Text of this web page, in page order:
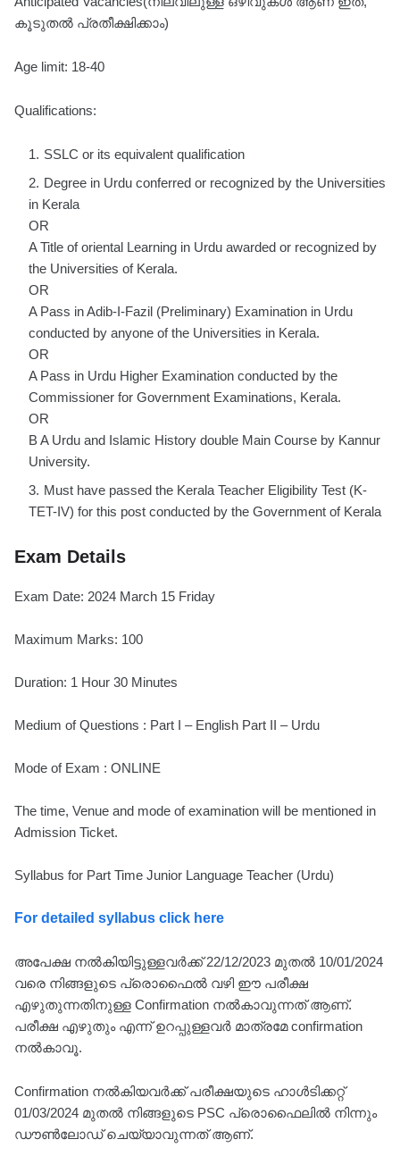
കൂടുതൽ പ്രതീക്ഷിക്കാം)
Age limit: 18-40
Qualifications:
SSLC or its equivalent qualification
Degree in Urdu conferred or recognized by the Universities
in Kerala
OR
A Title of oriental Learning in Urdu awarded or recognized by
the Universities of Kerala.
OR
A Pass in Adib-I-Fazil (Preliminary) Examination in Urdu
conducted by anyone of the Universities in Kerala.
OR
A Pass in Urdu Higher Examination conducted by the
Commissioner for Government Examinations, Kerala.
OR
B A Urdu and Islamic History double Main Course by Kannur
University.
Must have passed the Kerala Teacher Eligibility Test (K-
TET-IV) for this post conducted by the Government of Kerala
Exam Details
Exam Date: 2024 March 15 Friday
Maximum Marks: 100
Duration: 1 Hour 30 Minutes
Medium of Questions : Part I – English Part II – Urdu
Mode of Exam : ONLINE
The time, Venue and mode of examination will be mentioned in
Admission Ticket.
Syllabus for Part Time Junior Language Teacher (Urdu)
For detailed syllabus click here
അപേക്ഷ നൽകിയിട്ടുള്ളവർക്ക് 22/12/2023 മുതൽ 10/01/2024
വരെ നിങ്ങളുടെ പ്രൊഫൈൽ വഴി ഈ പരീക്ഷ
എഴുതുന്നതിനുള്ള Confirmation നൽകാവുന്നത് ആണ്.
പരീക്ഷ എഴുതും എന്ന് ഉറപ്പുള്ളവർ മാത്രമേ confirmation
നൽകാവൂ.
Confirmation നൽകിയവർക്ക് പരീക്ഷയുടെ ഹാൾടിക്കറ്റ്
01/03/2024 മുതൽ നിങ്ങളുടെ PSC പ്രൊഫൈലിൽ നിന്നും
ഡൗൺലോഡ് ചെയ്യാവുന്നത് ആണ്.